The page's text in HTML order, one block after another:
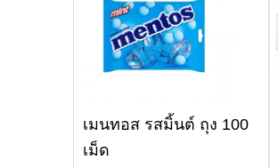
เมนทอส รสมิ้นต์ ถุง 100
เม็ด